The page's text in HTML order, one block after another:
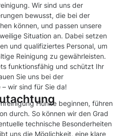
Wir sind uns der
bewusst, die bei der
können, und passen unsere
Situation an. Dabei setzen
und qualifiziertes Personal, um
Reinigung zu gewährleisten.
funktionsfähig und schützt Ihr
Sie uns bei der
wir sind für Sie da!
Hünxe beginnen, führen
durch. So können wir den Grad
technische Besonderheiten
uns die Möglichkeit, eine klare